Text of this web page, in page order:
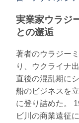
実業家ウラジ
との邂逅
著者のウラジー
り、ウクライナ
直後の混乱期に
船のビジネスを
に登り詰めた。
ビ川の商業遠征